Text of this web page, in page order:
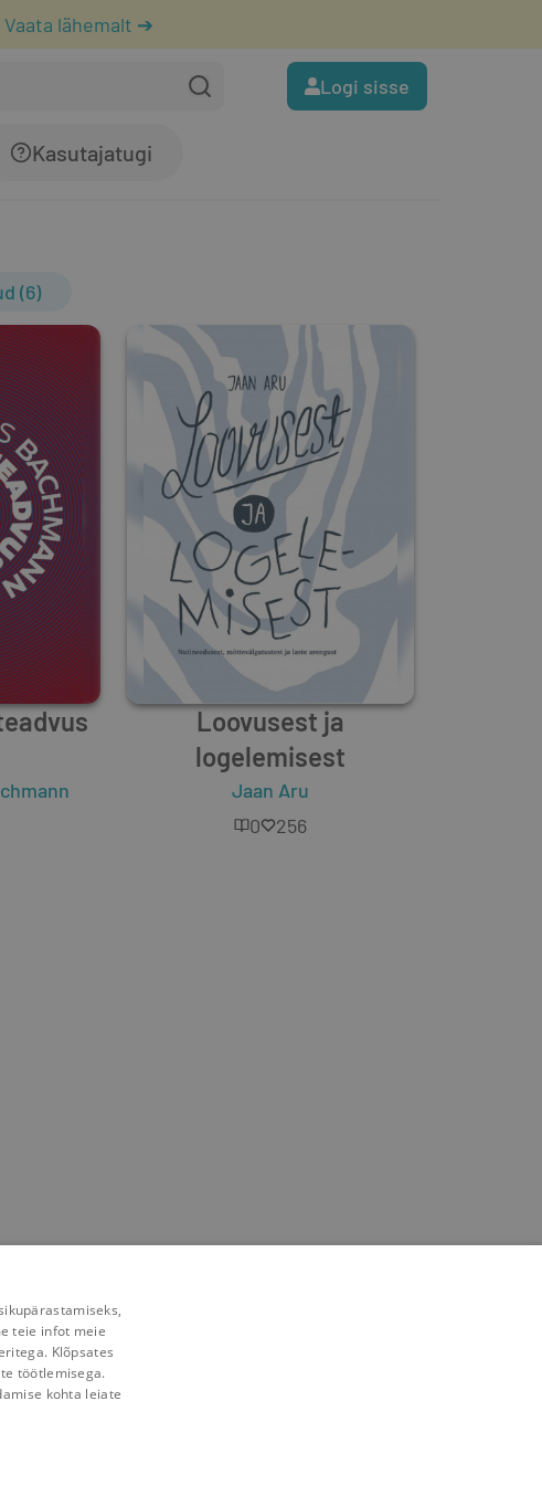
Vaata lähemalt ➔
Logi sisse
Kasutajatugi
(6)
Loovusest ja
logelemisest
Jaan Aru
0
256
teie infot meie
Klõpsates
töötlemisega.
kohta leiate